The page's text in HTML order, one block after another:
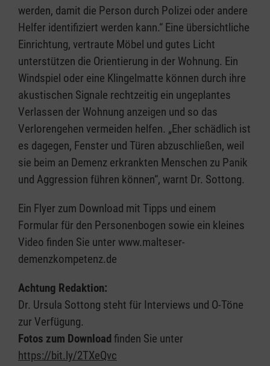
werden, damit die Person durch Polizei oder andere
Helfer identifiziert werden kann.“ Eine übersichtliche
Einrichtung, vertraute Möbel und gutes Licht
unterstützen die Orientierung in der Wohnung. Ein
Windspiel oder eine Klingelmatte können durch ihre
akustischen Signale rechtzeitig ein ungeplantes
Verlassen der Wohnung anzeigen und so das
Verlorengehen vermeiden helfen. „Eher schädlich ist
es dagegen, Fenster und Türen abzuschließen, weil
sie beim an Demenz erkrankten Menschen zu Panik
und Aggression führen können“, warnt Dr. Sottong.
Ein Flyer zum Download mit Tipps und einem
Formular für den Personenbogen sowie ein kleines
Video finden Sie unter www.malteser-
demenzkompetenz.de
Achtung Redaktion:
Dr. Ursula Sottong steht für Interviews und O-Töne
zur Verfügung.
Fotos zum Downloadfinden Sie unter
https://bit.ly/2TXeQvc